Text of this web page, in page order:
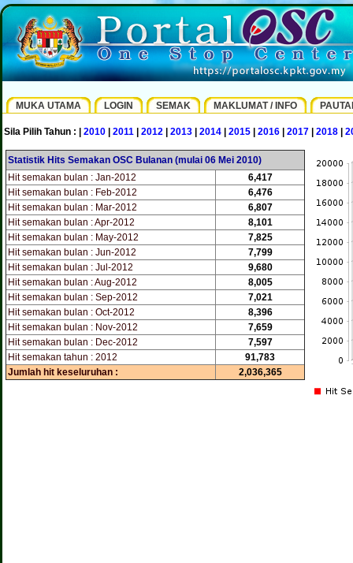
MUKA UTAMA LOGIN SEMAK MAKLUMAT / INFO
Sila Pilih Tahun : | 2010 2011 2012 2013 2014 2015 2016 2017 2018
Statistik Hits Semakan OSC Bulanan (mulai 06 Mei 2010)
Hit semakan bulan : Jan-2012
6,417
Hit semakan bulan : Feb-2012
6,476
Hit semakan bulan : Mar-2012
6,807
Hit semakan bulan : Apr-2012
8,101
Hit semakan bulan : May-2012
7,825
Hit semakan bulan : Jun-2012
7,799
Hit semakan bulan : Jul-2012
9,680
Hit semakan bulan : Aug-2012
8,005
Hit semakan bulan : Sep-2012
7,021
Hit semakan bulan : Oct-2012
8,396
Hit semakan bulan : Nov-2012
7,659
Hit semakan bulan : Dec-2012
7,597
Hit semakan tahun : 2012
91,783
Jumlah hit keseluruhan :
2,036,365